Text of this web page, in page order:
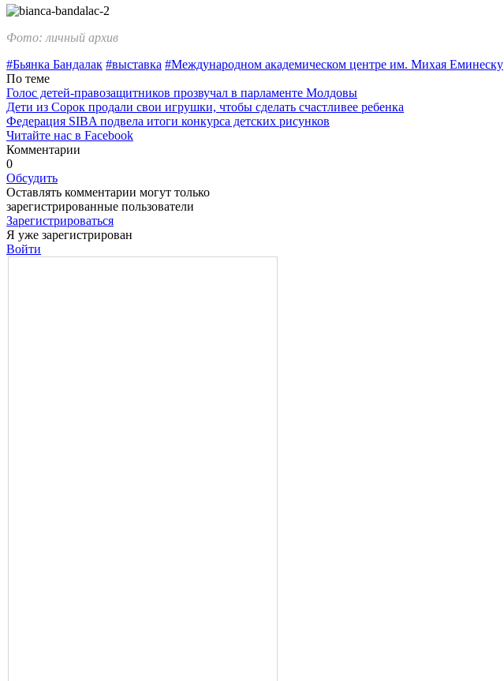
Фото: личный архив
#Бьянка Бандалак #выставка #Между­народном академическом цент­ре им. Михая Еминеску
По теме
Голос детей-правозащитников прозвучал в парламенте Молдовы
Дети из Сорок продали свои игрушки, чтобы сделать счастливее ребенка
Федерация SIBA подвела итоги конкурса детских рисунков
Читайте нас в Facebook
Комментарии
0
Обсудить
Оставлять комментарии могут только
зарегистрированные пользователи
Зарегистрироваться
Я уже зарегистрирован
Войти